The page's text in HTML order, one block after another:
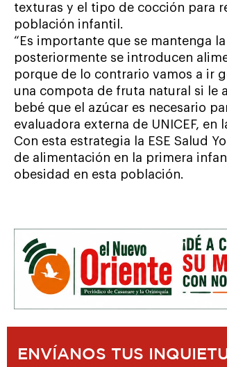
texturas y el tipo de cocción para
población infantil.
“Es importante que se mantenga
posteriormente se introducen
porque de lo contrario vamos a ir
una compota de fruta natural si le
bebé que el azúcar es necesario
evaluadora externa de UNICEF, en
Con esta estrategia la ESE Salud
de alimentación en la primera
obesidad en esta población.
ENVÍANOS TUS